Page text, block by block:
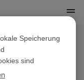
vote
Speicherung
sind